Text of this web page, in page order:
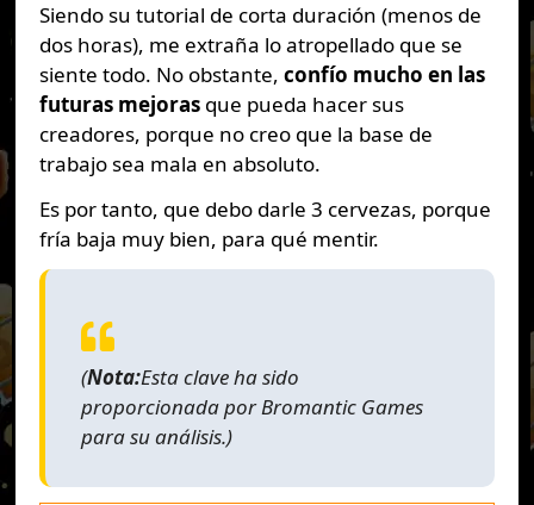
Siendo su tutorial de corta duración (menos de
dos horas), me extraña lo atropellado que se
siente todo. No obstante, confío mucho en las
futuras mejorasque pueda hacer sus
creadores, porque no creo que la base de
trabajo sea mala en absoluto.
Es por tanto, que debo darle 3 cervezas, porque
fría baja muy bien, para qué mentir.
(Nota:Esta clave ha sido
proporcionada por Bromantic Games
para su análisis.)